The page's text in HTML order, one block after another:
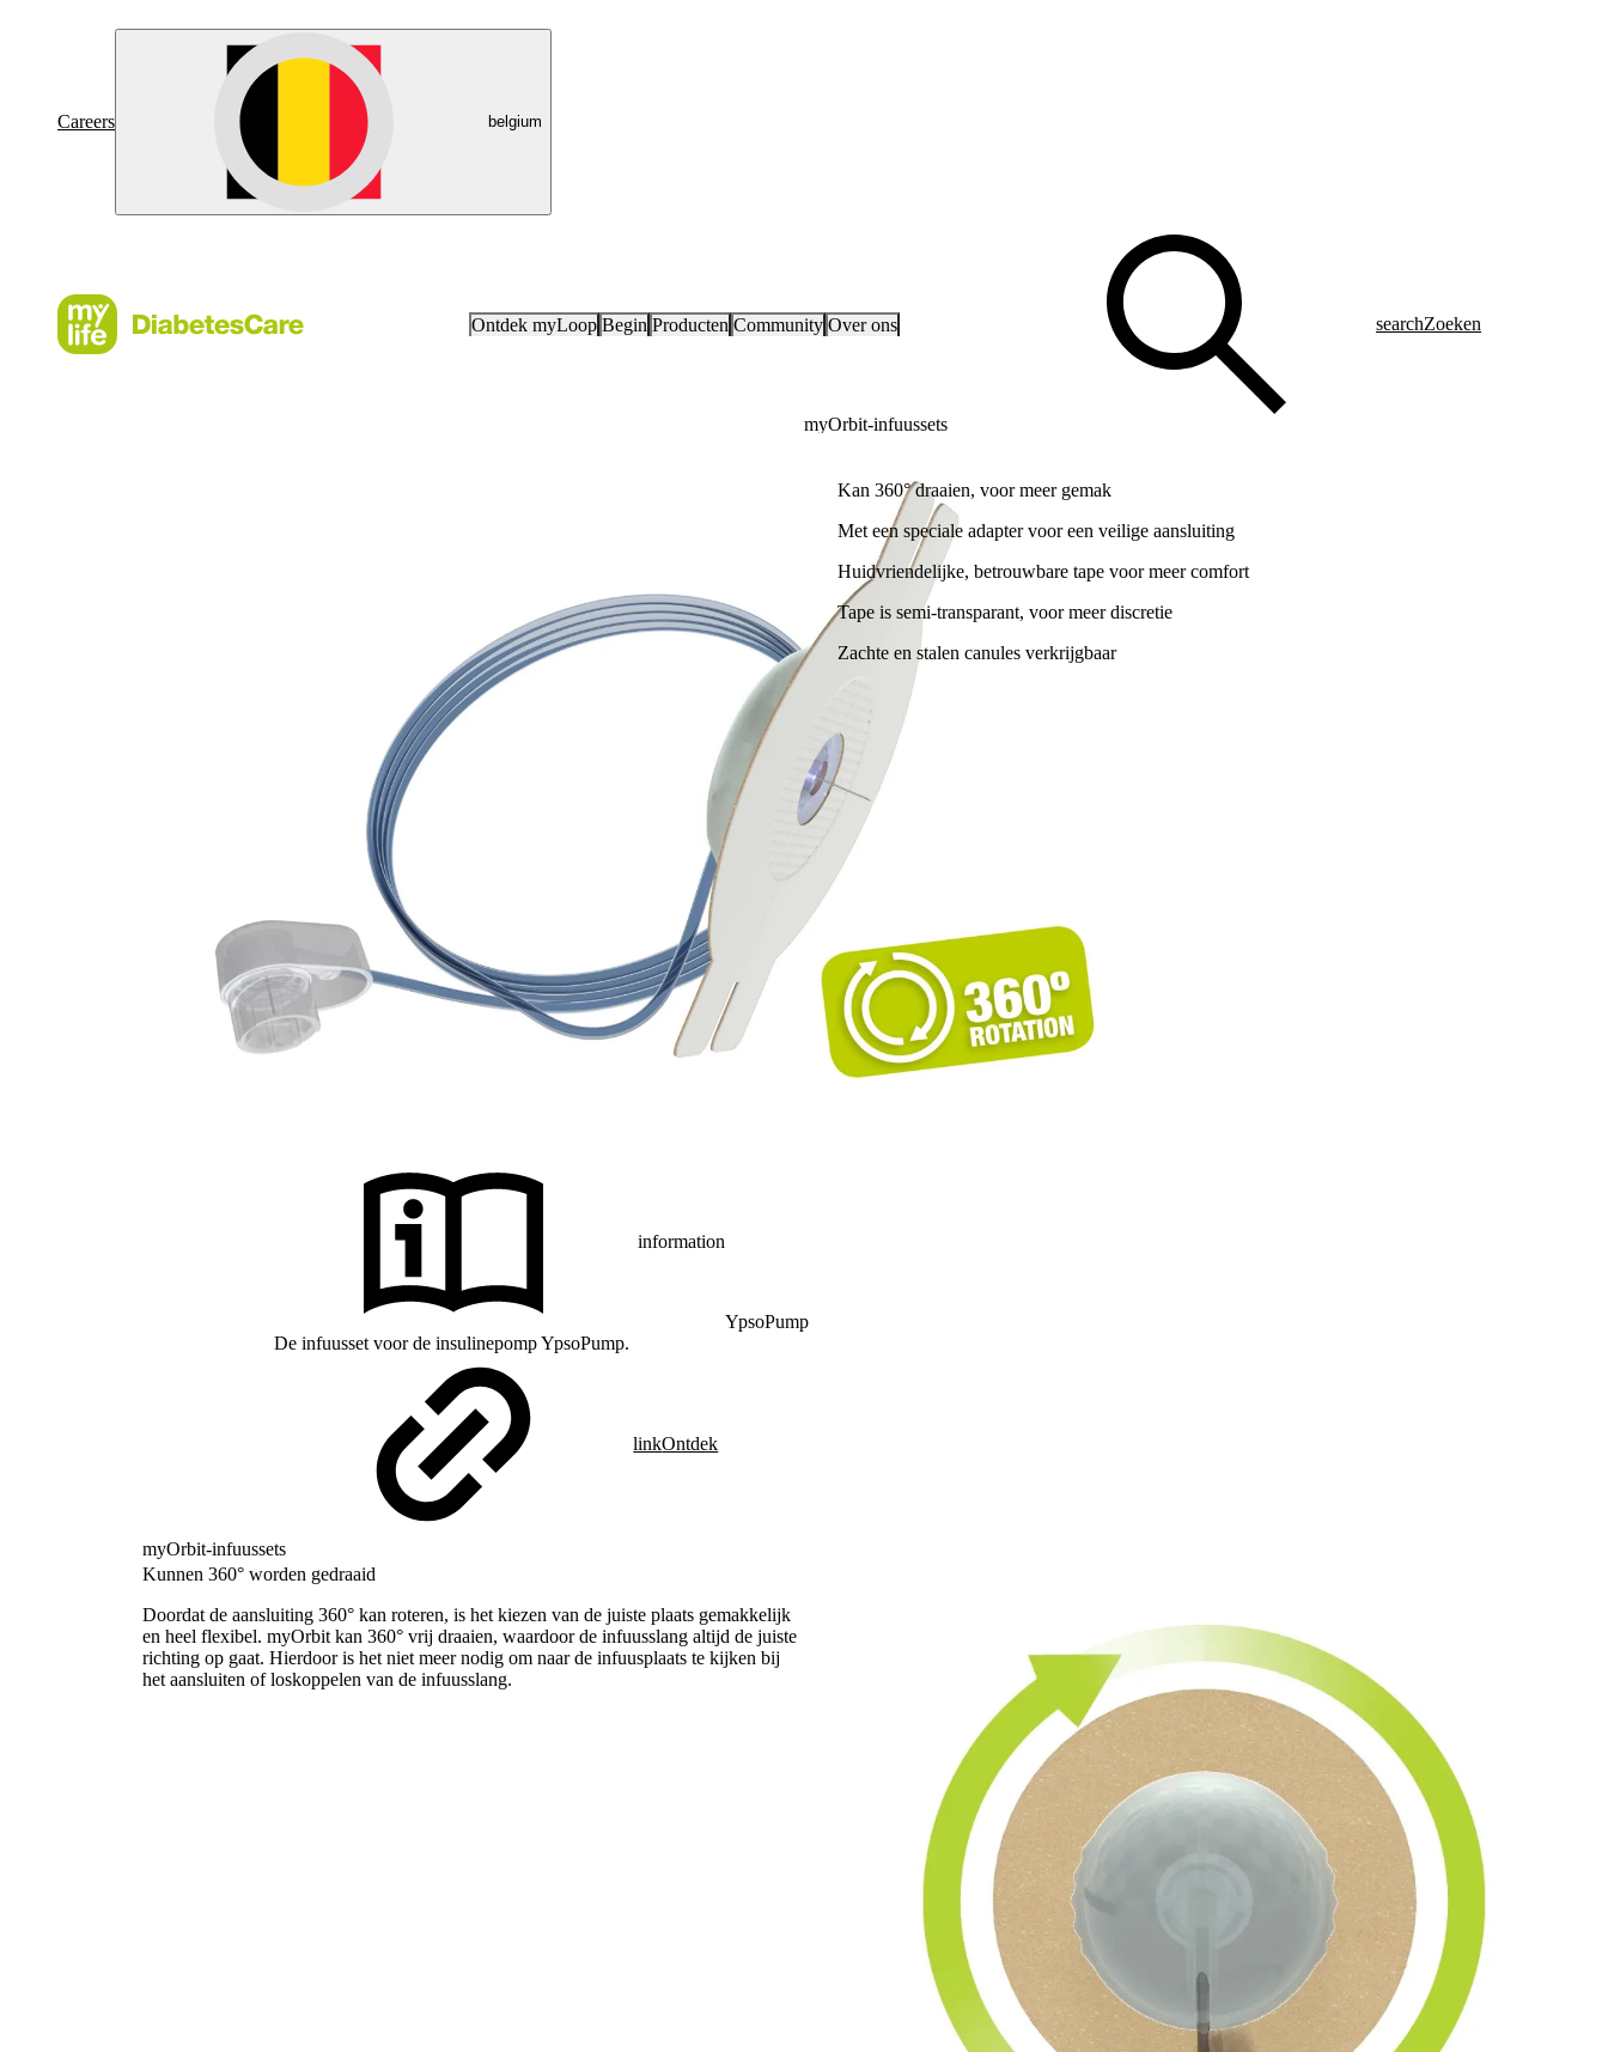
Careers belgium
Ontdek myLoop Begin Producten Community Over ons searchZoeken
myOrbit-infuussets
Kan 360° draaien, voor meer gemak
Met een speciale adapter voor een veilige aansluiting
Huidvriendelijke, betrouwbare tape voor meer comfort
Tape is semi-transparant, voor meer discretie
Zachte en stalen canules verkrijgbaar
information
YpsoPump
De infuusset voor de insulinepomp YpsoPump.
linkOntdek
myOrbit-infuussets
Kunnen 360° worden gedraaid
Doordat de aansluiting 360° kan roteren, is het kiezen van de juiste plaats gemakkelijk
en heel flexibel. myOrbit kan 360° vrij draaien, waardoor de infuusslang altijd de juiste
richting op gaat. Hierdoor is het niet meer nodig om naar de infuusplaats te kijken bij
het aansluiten of loskoppelen van de infuusslang.